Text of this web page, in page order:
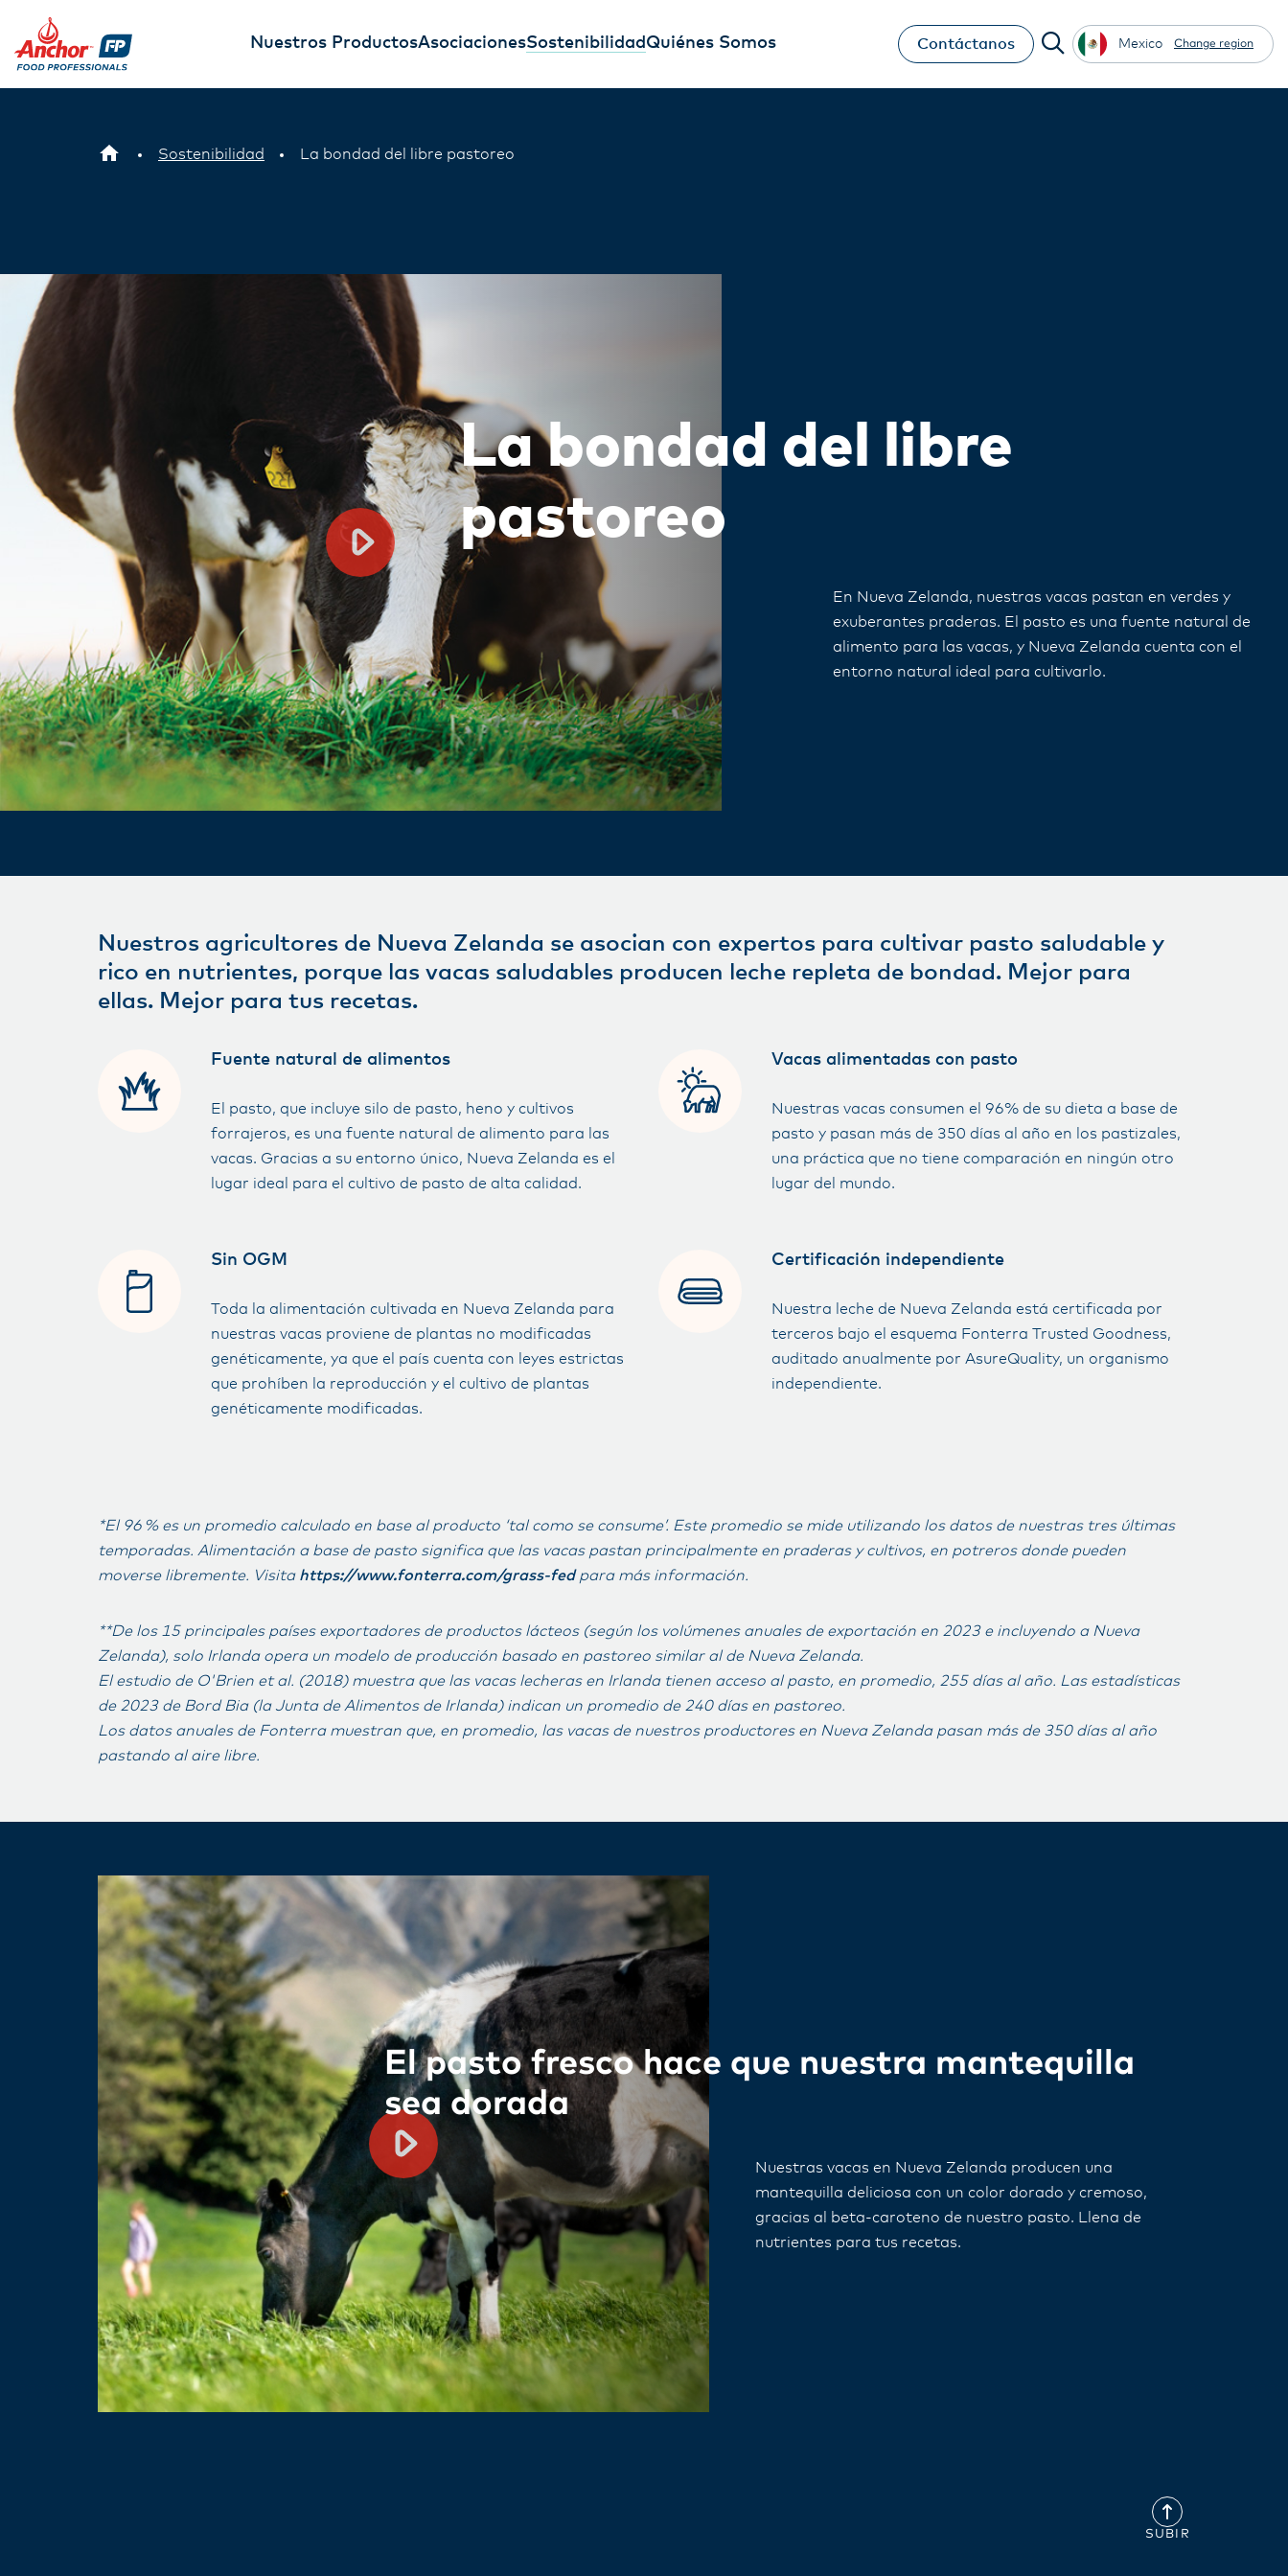
Nuestros ProductosAsociacionesSostenibilidad Quiénes Somos Contáctanos Mexico Change region
Sostenibilidad La bondad del libre pastoreo
La bondad del libre
pastoreo
En Nueva Zelanda, nuestras vacas pastan en verdes y
exuberantes praderas. El pasto es una fuente natural de
alimento para las vacas, y Nueva Zelanda cuenta con el
entorno natural ideal para cultivarlo.
Nuestros agricultores de Nueva Zelanda se asocian con expertos para cultivar pasto saludable y
rico en nutrientes, porque las vacas saludables producen leche repleta de bondad. Mejor para
ellas. Mejor para tus recetas.
Fuente natural de alimentos
El pasto, que incluye silo de pasto, heno y cultivos
forrajeros, es una fuente natural de alimento para las
vacas. Gracias a su entorno único, Nueva Zelanda es el
lugar ideal para el cultivo de pasto de alta calidad.
Vacas alimentadas con pasto
Nuestras vacas consumen el 96% de su dieta a base de
pasto y pasan más de 350 días al año en los pastizales,
una práctica que no tiene comparación en ningún otro
lugar del mundo.
Sin OGM
Toda la alimentación cultivada en Nueva Zelanda para
nuestras vacas proviene de plantas no modificadas
genéticamente, ya que el país cuenta con leyes estrictas
que prohíben la reproducción y el cultivo de plantas
genéticamente modificadas.
Certificación independiente
Nuestra leche de Nueva Zelanda está certificada por
terceros bajo el esquema Fonterra Trusted Goodness,
auditado anualmente por AsureQuality, un organismo
independiente.
*El 96 % es un promedio calculado en base al producto ‘tal como se consume’. Este promedio se mide utilizando los datos de nuestras tres últimas
temporadas. Alimentación a base de pasto significa que las vacas pastan principalmente en praderas y cultivos, en potreros donde pueden
moverse libremente. Visita https://www.fonterra.com/grass-fedpara más información.
**De los 15 principales países exportadores de productos lácteos (según los volúmenes anuales de exportación en 2023 e incluyendo a Nueva
Zelanda), solo Irlanda opera un modelo de producción basado en pastoreo similar al de Nueva Zelanda.
El estudio de O'Brien et al. (2018) muestra que las vacas lecheras en Irlanda tienen acceso al pasto, en promedio, 255 días al año. Las estadísticas
de 2023 de Bord Bia (la Junta de Alimentos de Irlanda) indican un promedio de 240 días en pastoreo.
Los datos anuales de Fonterra muestran que, en promedio, las vacas de nuestros productores en Nueva Zelanda pasan más de 350 días al año
pastando al aire libre.
El pasto fresco hace que nuestra mantequilla
sea dorada
Nuestras vacas en Nueva Zelanda producen una
mantequilla deliciosa con un color dorado y cremoso,
gracias al beta-caroteno de nuestro pasto. Llena de
nutrientes para tus recetas.
SUBIR